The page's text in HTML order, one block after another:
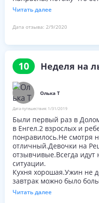
отелем, утром всегда
Обратно тоже легко
немного.
шкафчиками с сушками
очень доброжелателен.
сказать Кристине и
Если в следующий раз
удовольствием вернёмся
Читать далее
Дата отзыва: 2/9/2020
10 Неделя на
Олька Т
Дата путешествия: 1/31/2019
Были первый раз в
в Енгел.2 взрослых и
понравилось.Не смотря
отличный.Девочки на
отзывчивые.Всегда идут
ситуации.
Кухня хорошая.Ужин не
завтрак можно было
В спа сауна и турецкая
идеально.
Читать далее